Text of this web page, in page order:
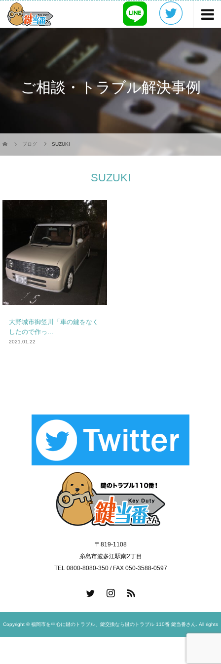
ご相談・トラブル解決事例
ブログ SUZUKI
SUZUKI
大野城市御笠川「車の鍵をなく
したので作っ...
2021.01.22
〒819-1108
糸島市波多江駅南2丁目
TEL 0800-8080-350 / FAX 050-3588-0597
Copyright © 福岡市を中心に鍵のトラブル、鍵交換なら鍵のトラブル 110番 鍵当番さん. All rights